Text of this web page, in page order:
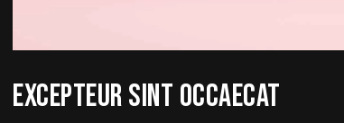
EXCEPTEUR SINT OCCAECAT